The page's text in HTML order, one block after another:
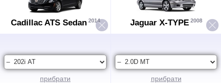
Cadillac ATS Sedan 2014 Jaguar X-TYPE 2008
прибрати прибрати